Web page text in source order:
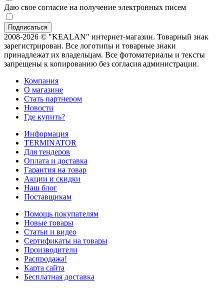
Даю свое согласие на получение электронных писем
2008-2026 © "KEALAN" интернет-магазин. Товарный знак
зарегистрирован. Все логотипы и товарные знаки
принадлежат их владельцам. Все фотоматериалы и тексты
запрещены к копированию без согласия администрации.
Компания
О магазине
Стать партнером
Новости
Где купить?
Информация
TERMINATOR
Для тендеров
Оплата и доставка
Гарантия на товар
Акции и скидки
Наш блог
Поставщикам
Помощь покупателям
Новые товары
Статьи и видео
Сертификаты на товары
Производители
Распродажа!
Карта сайта
Бесплатная доставка